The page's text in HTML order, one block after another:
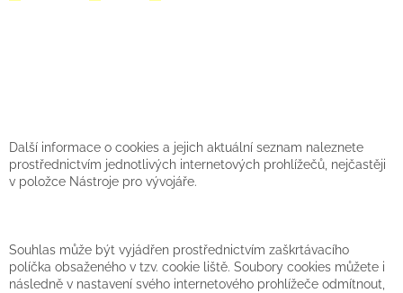
Další informace o cookies a jejich aktuální seznam naleznete
prostřednictvím jednotlivých internetových prohlížečů, nejčastěji
v položce Nástroje pro vývojáře.
Souhlas může být vyjádřen prostřednictvím zaškrtávacího
políčka obsaženého v tzv. cookie liště. Soubory cookies můžete i
následně v nastavení svého internetového prohlížeče odmítnout,